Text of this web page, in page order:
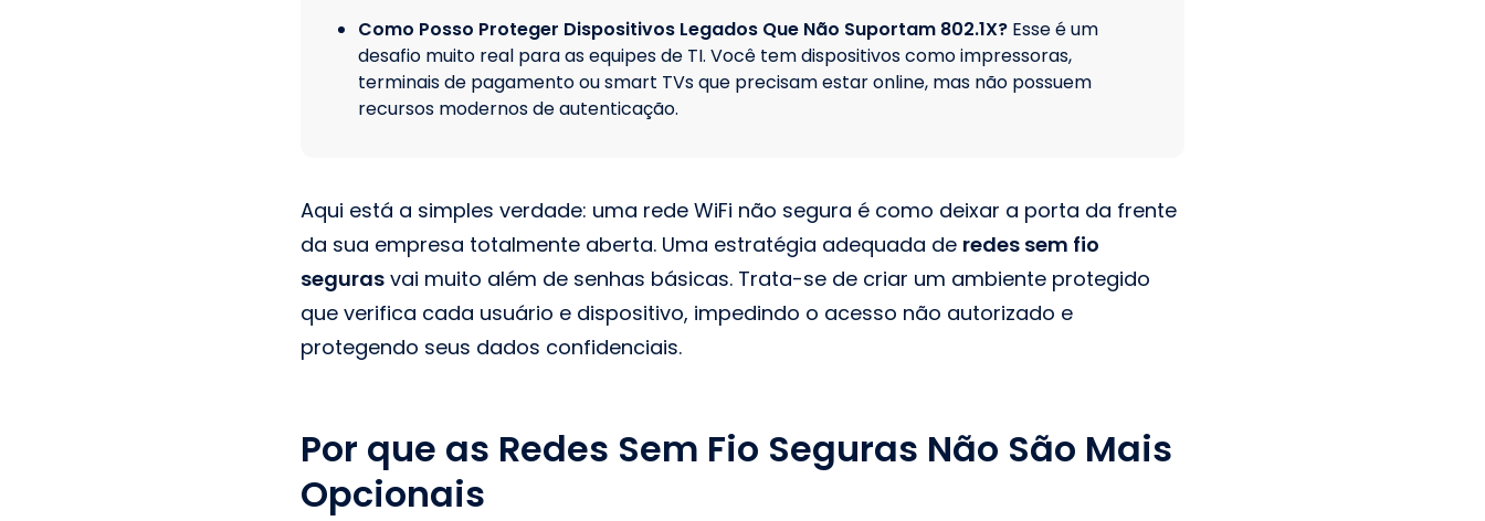
Como Posso Proteger Dispositivos Legados Que Não Suportam 802.1X? Esse é um
desafio muito real para as equipes de TI. Você tem dispositivos como impressoras,
terminais de pagamento ou smart TVs que precisam estar online, mas não possuem
recursos modernos de autenticação.
Aqui está a simples verdade: uma rede WiFi não segura é como deixar a porta da frente
da sua empresa totalmente aberta. Uma estratégia adequada de redes sem fio
seguras vai muito além de senhas básicas. Trata-se de criar um ambiente protegido
que verifica cada usuário e dispositivo, impedindo o acesso não autorizado e
protegendo seus dados confidenciais.
Por que as Redes Sem Fio Seguras Não São Mais
Opcionais